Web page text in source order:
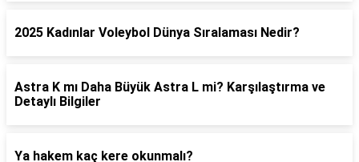
2025 Kadınlar Voleybol Dünya Sıralaması Nedir?
Astra K mı Daha Büyük Astra L mi? Karşılaştırma ve
Detaylı Bilgiler
Ya hakem kaç kere okunmalı?